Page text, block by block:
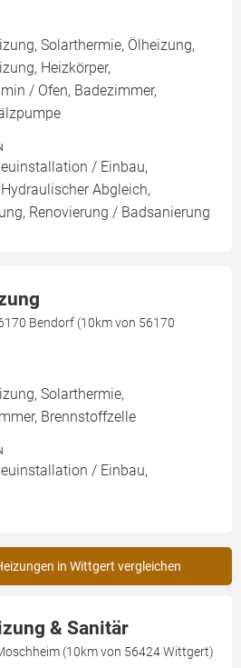
Solarthermie, Ölheizung,
Heizkörper,
/ Ofen, Badezimmer,
/ Einbau,
Abgleich,
Renovierung / Badsanierung
Bendorf (10km von 56170
Solarthermie,
Brennstoffzelle
/ Einbau,
in Wittgert vergleichen
& Sanitär
(10km von 56424 Wittgert)